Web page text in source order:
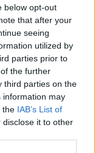
below opt-out
that after your
seeing
utilized by
parties prior to
the further
third parties on the
information may
the IAB’s List of
it to other
- Mike
Lívia